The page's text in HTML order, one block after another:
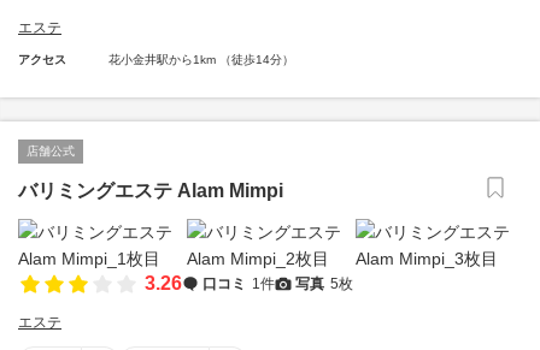
エステ
アクセス 花小金井駅から1km （徒歩14分）
店舗公式
バリミングエステ Alam Mimpi
3.26 口コミ 1件 写真 5枚
エステ